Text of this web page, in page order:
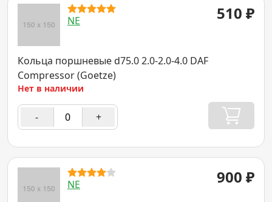
NE 510 ₽
Кольца поршневые d75.0 2.0-2.0-4.0 DAF
Compressor (Goetze)
Нет в наличии
- +
NE 900 ₽